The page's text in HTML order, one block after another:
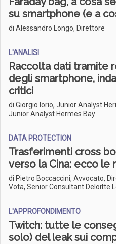
su smartphone (e a
di Alessandro Longo, Direttore
L'ANALISI
Raccolta dati tramite
degli smartphone,
critici
di Giorgio Iorio, Junior Analyst
Junior Analyst Hermes Bay
DATA PROTECTION
Trasferimenti cross
verso la Cina: ecco
di Pietro Boccaccini, Avvocato,
Vota, Senior Consultant Deloitte
L'APPROFONDIMENTO
Twitch: tutte le
solo) del leak sui